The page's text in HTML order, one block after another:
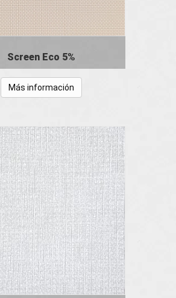
Screen Eco 5%
Más información